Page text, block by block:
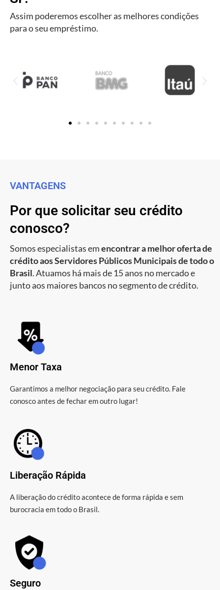
Assim poderemos escolher as melhores condições
para o seu empréstimo.
VANTAGENS
Por que solicitar seu crédito
conosco?
Somos especialistas emencontrar a melhor oferta de
crédito aos Servidores Públicos Municipais de todo o
Brasil. Atuamos há mais de 15 anos no mercado e
junto aos maiores bancos no segmento de crédito.
Menor Taxa
Garantimos a melhor negociação para seu crédito. Fale
conosco antes de fechar em outro lugar!
Liberação Rápida
A liberação do crédito acontece de forma rápida e sem
burocracia em todo o Brasil.
Seguro